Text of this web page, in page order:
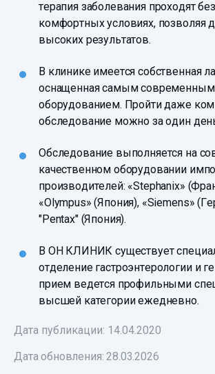
терапия заболевания проходят
комфортных условиях, позволяя
высоких результатов.
В клинике имеется собственная
оснащенная самым современным
оборудованием. Пройти даже
обследование можно за один
Обследование выполняется на
качественном оборудовании
производителей: «Stephanix»
«Olympus» (Япония), «Siemens»
"Pentax" (Япония).
В ОН КЛИНИК существует
отделение гастроэнтерологии и
прием ведется профильными
высшей категории ежедневно.
Дата публикации: 14.04.2020
Дата обновления:28.03.2026